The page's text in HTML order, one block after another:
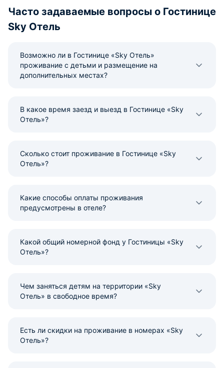
Часто задаваемые вопросы о Гостинице
Sky Отель
Возможно ли в Гостинице «Sky Отель»
проживание с детьми и размещение на
дополнительных местах?
В какое время заезд и выезд в Гостинице «Sky
Отель»?
Сколько стоит проживание в Гостинице «Sky
Отель»?
Какие способы оплаты проживания
предусмотрены в отеле?
Какой общий номерной фонд у Гостиницы «Sky
Отель»?
Чем заняться детям на территории «Sky
Отель» в свободное время?
Есть ли скидки на проживание в номерах «Sky
Отель»?